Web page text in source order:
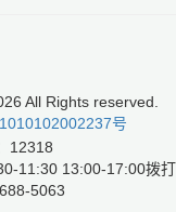
All Rights reserved.
号
12318
11:30 13:00-17:00拨打
5063